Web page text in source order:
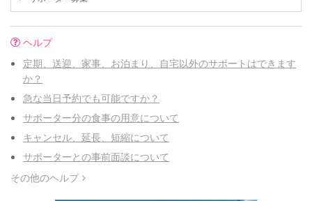
ヘルプ
定期、送迎、家事、お泊まり、自宅以外のサポートはできます
か？
急な当日予約でも可能ですか？
サポーター分の食事の用意について
キャンセル、延長、短縮について
サポーターとの事前面談について
その他のヘルプ